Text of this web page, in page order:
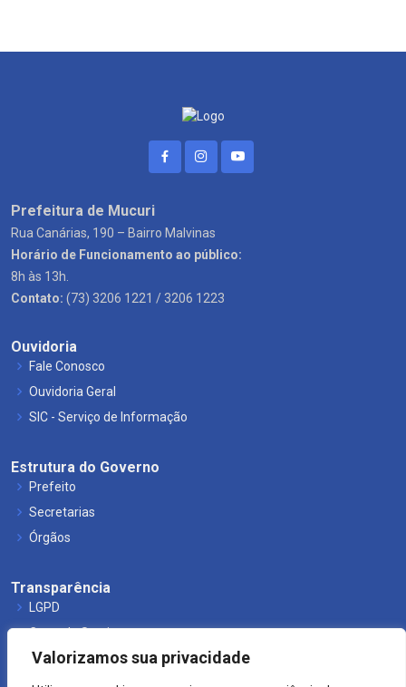
Valorizamos sua privacidade
Prefeitura de Mucuri
Rua Canárias, 190 – Bairro Malvinas
Horário de Funcionamento ao público:
8h às 13h.
Contato: (73) 3206 1221 / 3206 1223
Ouvidoria
Fale Conosco
Ouvidoria Geral
SIC - Serviço de Informação
Estrutura do Governo
Prefeito
Secretarias
Órgãos
Transparência
LGPD
Carta de Serviços
Leis Municipais